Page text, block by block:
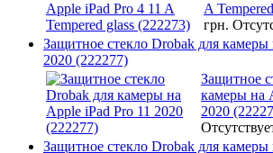
A
грн.
Защитное стекло Drobak для камеры
2020 (222277)
Защитное
камеры на
2020
Защитное стекло Drobak для камеры